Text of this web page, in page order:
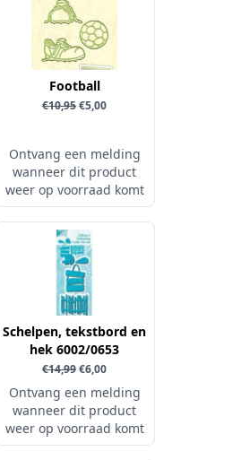
Football
€10,95€5,00
Ontvang een melding
wanneer dit product
weer op voorraad komt
Schelpen, tekstbord en
hek 6002/0653
€14,99€6,00
Ontvang een melding
wanneer dit product
weer op voorraad komt